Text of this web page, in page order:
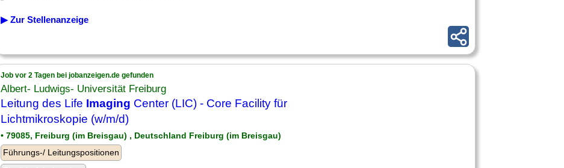
▶ Zur Stellenanzeige
Job vor 2 Tagen bei jobanzeigen.de gefunden
Albert- Ludwigs- Universität Freiburg
Leitung des Life Imaging Center (LIC) - Core Facility für
Lichtmikroskopie (w/m/d)
• 79085, Freiburg (im Breisgau) , Deutschland Freiburg (im Breisgau)
Führungs-/ Leitungspositionen